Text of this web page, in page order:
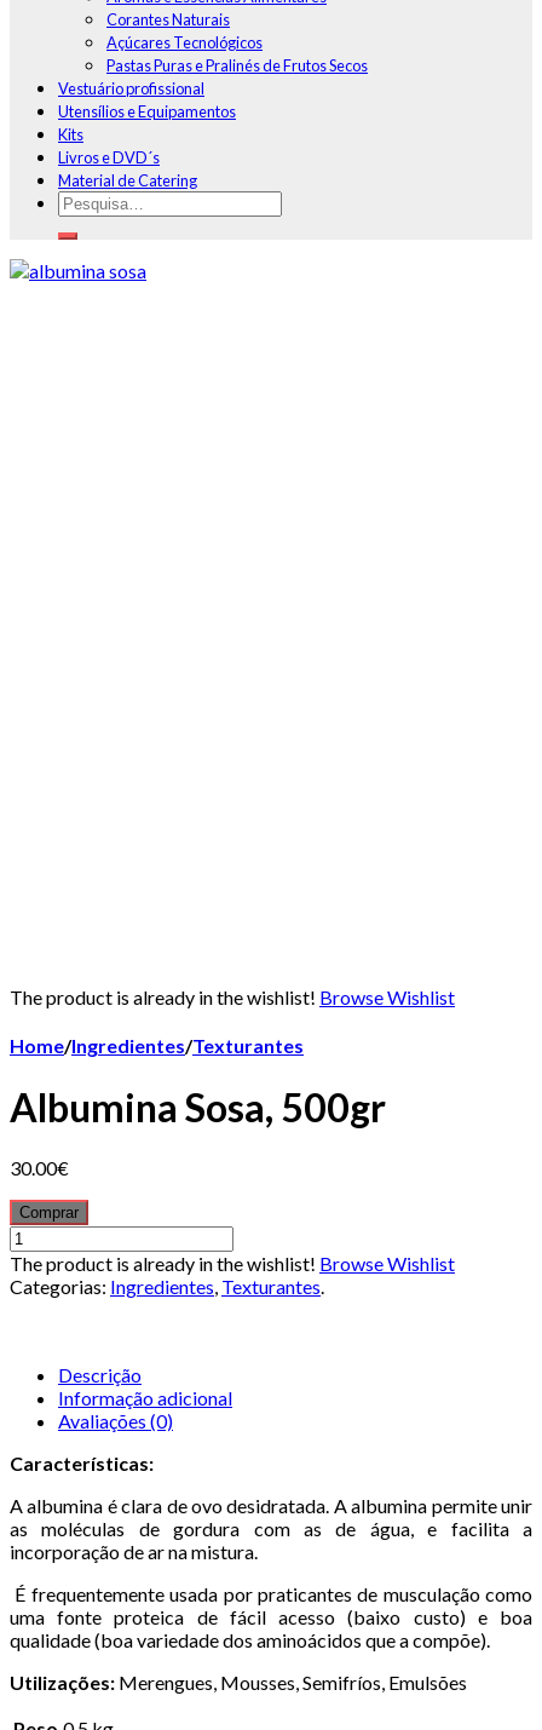
Corantes Naturais
Açúcares Tecnológicos
Pastas Puras e Pralinés de Frutos Secos
Vestuário profissional
Utensílios e Equipamentos
Kits
Livros e DVD´s
Material de Catering
The product is already in the wishlist! Browse Wishlist
Home/Ingredientes/Texturantes
Albumina Sosa, 500gr
30.00€
Comprar
The product is already in the wishlist! Browse Wishlist
Categorias: Ingredientes, Texturantes.
Descrição
Informação adicional
Avaliações (0)
Características:
A albumina é clara de ovo desidratada. A albumina permite unir
as moléculas de gordura com as de água, e facilita a
incorporação de ar na mistura.
É frequentemente usada por praticantes de musculação como
uma fonte proteica de fácil acesso (baixo custo) e boa
qualidade (boa variedade dos aminoácidos que a compõe).
Utilizações: Merengues, Mousses, Semifríos, Emulsões